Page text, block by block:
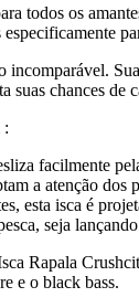
todos os
incomparável.
suas chances de
:
facilmente
a atenção dos
esta isca é
seja
Rapala
e o black bass.